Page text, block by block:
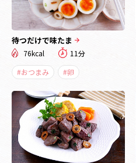
待つだけで味たま
76kcal
11分
#おつまみ
#卵